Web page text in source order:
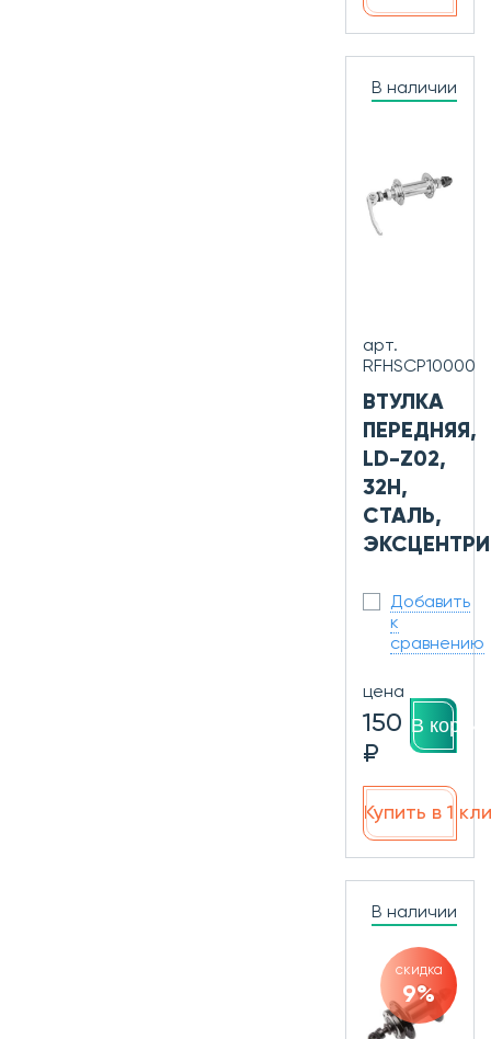
В наличии
арт.
RFHSCP10000
ВТУЛКА
ПЕРЕДНЯЯ,
LD-Z02,
32H,
СТАЛЬ,
Добавить
к
сравнению
цена
150
₽
В
Купить в 1
В наличии
скидка
9%